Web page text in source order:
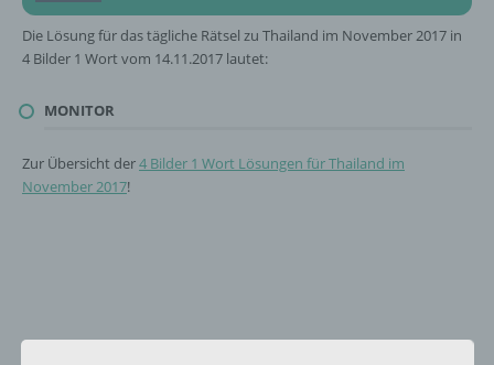
Die Lösung für das tägliche Rätsel zu Thailand im November 2017 in
4 Bilder 1 Wort vom 14.11.2017 lautet:
MONITOR
Zur Übersicht der4 Bilder 1 Wort Lösungen für Thailand im
November 2017!